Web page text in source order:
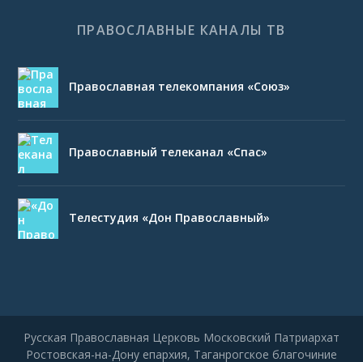
ПРАВОСЛАВНЫЕ КАНАЛЫ ТВ
Православная телекомпания «Союз»
Православный телеканал «Спас»
Телестудия «Дон Православный»
Русская Православная Церковь Московский Патриархат
Ростовская-на-Дону епархия, Таганрогское благочиние